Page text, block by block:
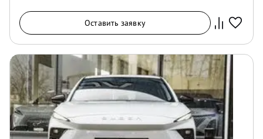
Оставить заявку